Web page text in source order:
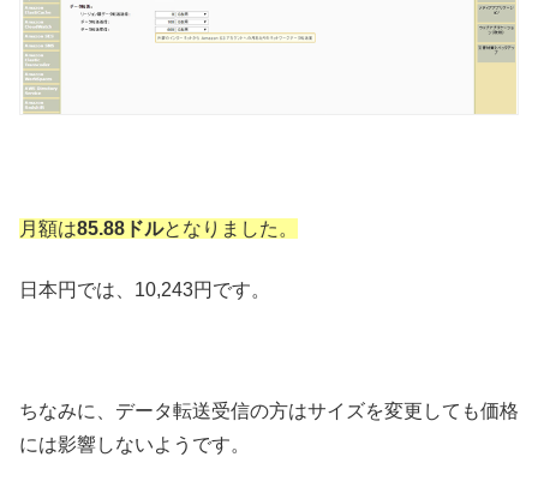
月額は85.88ドルとなりました。
日本円では、10,243円です。
ちなみに、データ転送受信の方はサイズを変更しても価格
には影響しないようです。